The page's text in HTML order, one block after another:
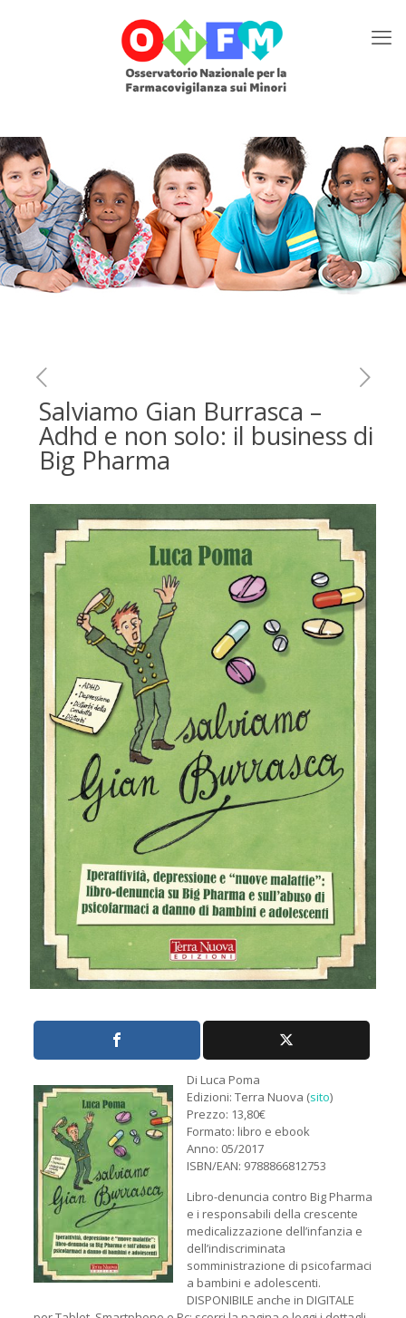
Salviamo Gian Burrasca –
Adhd e non solo: il business di
Big Pharma
Di Luca Poma
Edizioni: Terra Nuova (sito)
Prezzo: 13,80€
Formato: libro e ebook
Anno: 05/2017
ISBN/EAN: 9788866812753
Libro-denuncia contro Big Pharma
e i responsabili della crescente
medicalizzazione dell’infanzia e
dell’indiscriminata
somministrazione di psicofarmaci
a bambini e adolescenti.
DISPONIBILE anche in DIGITALE